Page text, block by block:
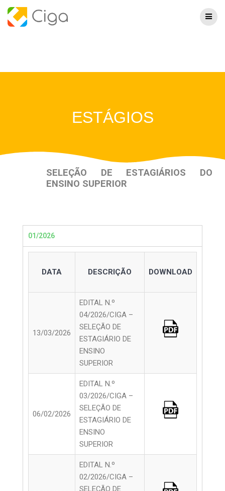
ESTÁGIOS
SELEÇÃO DE ESTAGIÁRIOS DO
ENSINO SUPERIOR
01/2026
DATA DESCRIÇÃO DOWNLOAD
13/03/2026
EDITAL N.º
04/2026/CIGA –
SELEÇÃO DE
ESTAGIÁRIO DE
ENSINO
SUPERIOR
06/02/2026
EDITAL N.º
03/2026/CIGA –
SELEÇÃO DE
ESTAGIÁRIO DE
ENSINO
SUPERIOR
EDITAL N.º
02/2026/CIGA –
SELEÇÃO DE